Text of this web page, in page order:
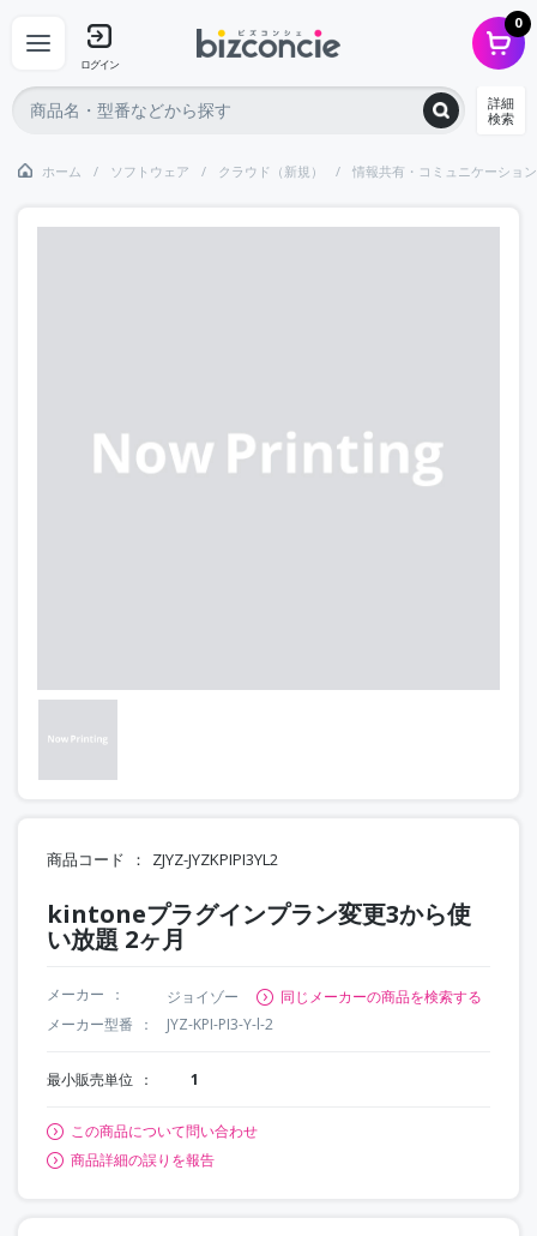
ログイン
0
詳細
検索
ホーム ソフトウェア クラウド（新規） 情報共有・コミュニケーション
商品コード ZJYZ-JYZKPIPI3YL2
kintoneプラグインプラン変更3から使
い放題 2ヶ月
メーカー ジョイゾー
同じメーカーの商品を検索する
メーカー型番
JYZ-KPI-PI3-Y-l-2
最小販売単位 1
この商品について問い合わせ
商品詳細の誤りを報告